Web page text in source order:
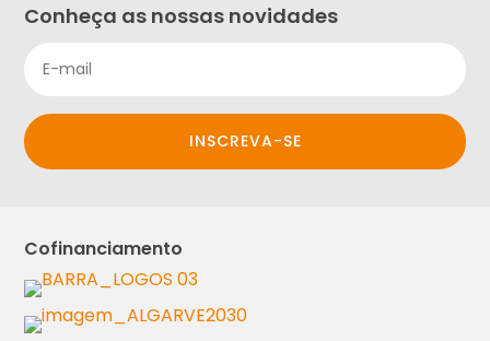
Conheça as nossas novidades
INSCREVA-SE
Cofinanciamento